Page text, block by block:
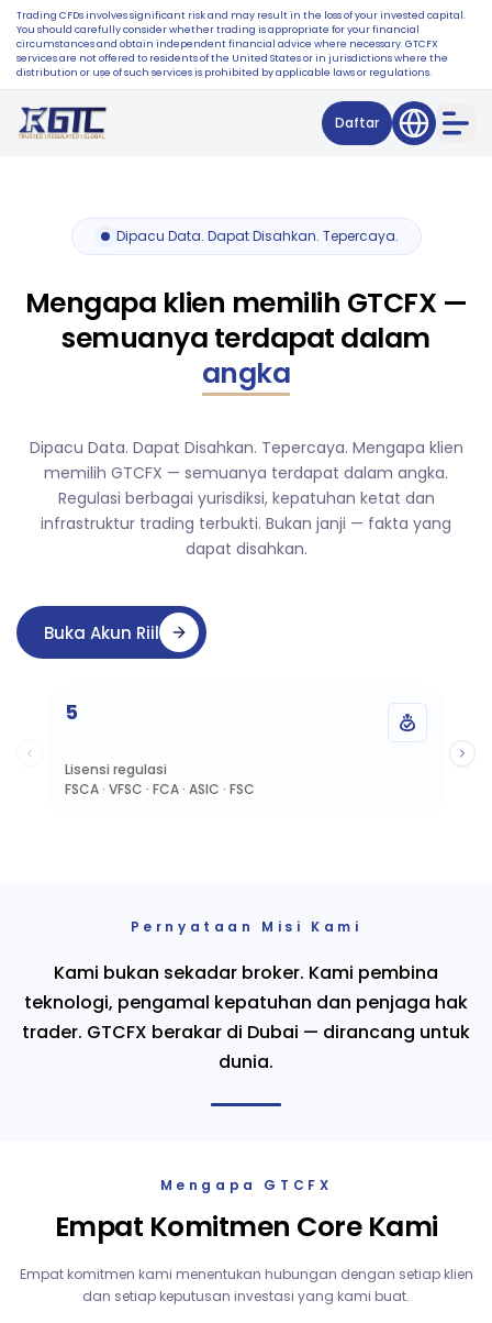
Trading CFDs involves significant risk and may result in the loss of your invested capital.
You should carefully consider whether trading is appropriate for your financial
circumstances and obtain independent financial advice where necessary. GTCFX
services are not offered to residents of the United States or in jurisdictions where the
distribution or use of such services is prohibited by applicable laws or regulations.
Daftar
Dipacu Data. Dapat Disahkan. Tepercaya.
Mengapa klien memilih GTCFX —
semuanya terdapat dalam
angka
Dipacu Data. Dapat Disahkan. Tepercaya. Mengapa klien
memilih GTCFX — semuanya terdapat dalam angka.
Regulasi berbagai yurisdiksi, kepatuhan ketat dan
infrastruktur trading terbukti. Bukan janji — fakta yang
dapat disahkan.
Buka Akun Riil
5
Lisensi regulasi
FSCA · VFSC · FCA · ASIC · FSC
Pernyataan Misi Kami
Kami bukan sekadar broker. Kami pembina
teknologi, pengamal kepatuhan dan penjaga hak
trader. GTCFX berakar di Dubai — dirancang untuk
dunia.
Mengapa GTCFX
Empat Komitmen Core Kami
Empat komitmen kami menentukan hubungan dengan setiap klien
dan setiap keputusan investasi yang kami buat.